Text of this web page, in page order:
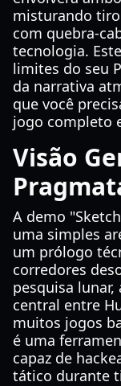
misturando
com quebra-
tecnologia.
limites do seu
da narrativa
que você
jogo completo
Visão
A demo
uma simples
um prólogo
corredores
pesquisa
central entre
muitos jogos
é uma
capaz de
tático durante